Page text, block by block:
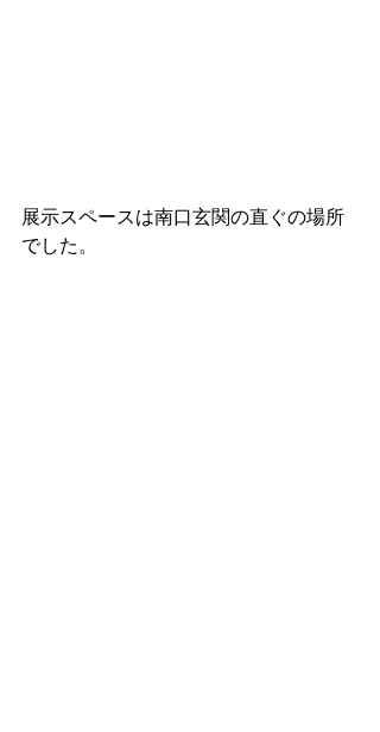
展示スペースは南口玄関の直ぐの場所
でした。